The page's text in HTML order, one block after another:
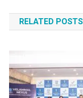
navigation
RELATED POSTS